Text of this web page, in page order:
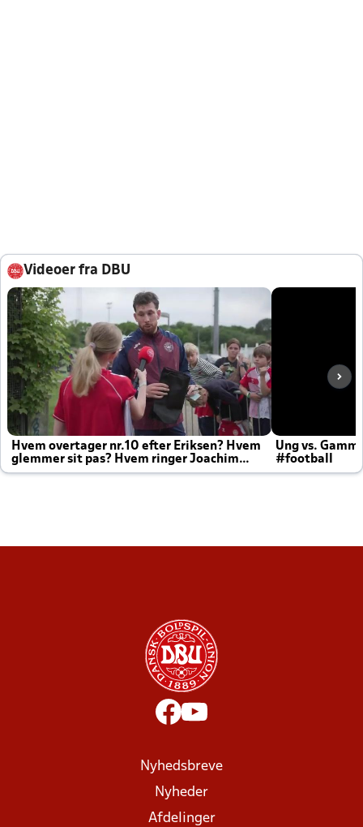
Videoer fra DBU
Hvem overtager nr.10 efter Eriksen? Hvem
glemmer sit pas? Hvem ringer Joachim
altid til efter kampe?
Ung vs.
#football
Nyhedsbreve
Nyheder
Afdelinger